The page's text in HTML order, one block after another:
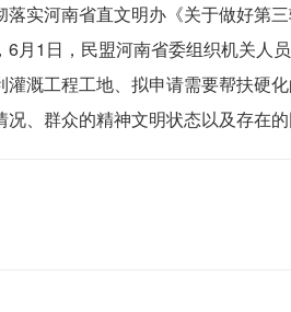
落实河南省直文明办《关于做好第
6月1 日，民盟河南省委组织机关人
灌溉工程工地、拟申请需要帮扶硬
况、群众的精神文明状态以及存在